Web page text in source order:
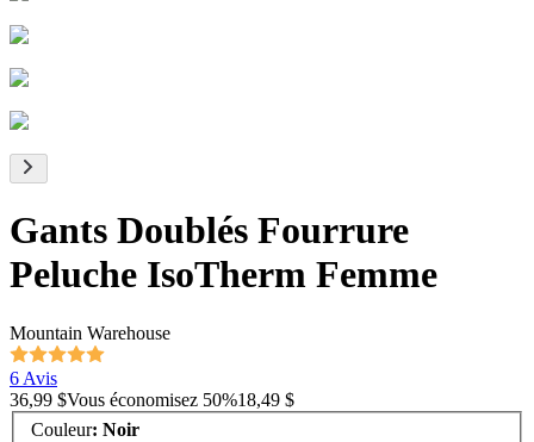
Gants Doublés Fourrure
Peluche IsoTherm Femme
Mountain Warehouse
6 Avis
36,99 $Vous économisez 50%18,49 $
Couleur: Noir